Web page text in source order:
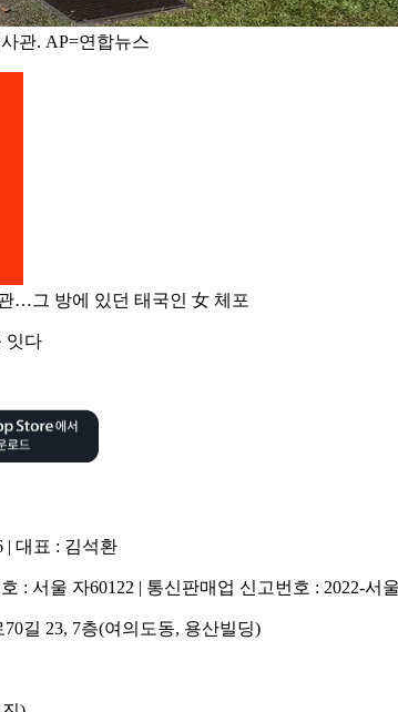
관. AP=연합뉴스
…그 방에 있던 태국인 女 체포
잇다
| 대표 : 김석환
: 서울 자60122 | 통신판매업 신고번호 : 2022-서
길 23, 7층(여의도동, 용산빌딩)